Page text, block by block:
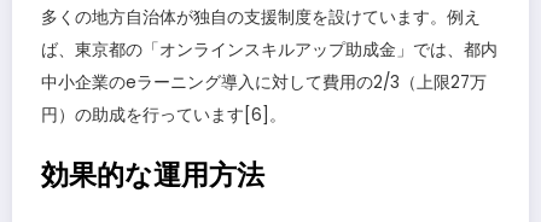
多くの地方自治体が独自の支援制度を設けています。例え
ば、東京都の「オンラインスキルアップ助成金」では、都内
中小企業のeラーニング導入に対して費用の2/3（上限27万
円）の助成を行っています[6]。
効果的な運用方法